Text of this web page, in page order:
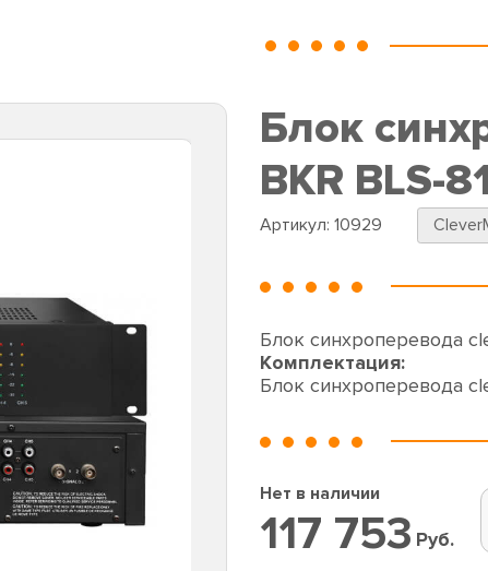
Блок
BKR BLS-
Артикул: 10929
Блок синхроперевода
Комплектация:
Блок синхроперевода
Нет в наличии
117 753 Руб.